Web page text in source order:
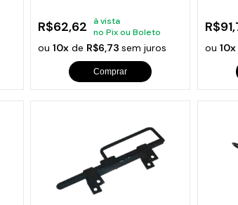
R$62,62
à vista
no Pix ou Boleto
ou10x de R$6,73sem juros
Comprar
ou 10x